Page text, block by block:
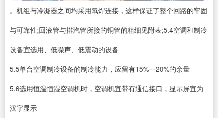
。机组与冷凝器之间均采用氧焊连接，这样保证了整个回路的牢固
与可靠性;回液管与排汽管所接的铜管的粗细见附表;5.4空调和制冷
设备宜选用、低噪声、低震动的设备
5.5单台空调制冷设备的制冷能力，应留有15%一20%的余量
5.6选用恒温恒湿空调机时，空调机宜带有通信接口，显示屏宜为
汉字显示